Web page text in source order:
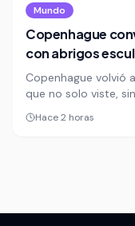
Mundo
Copenhague
con abrigos
Copenhague volvió
que no solo viste,
presente. La
arquitectónicos,
Hace 2 horas